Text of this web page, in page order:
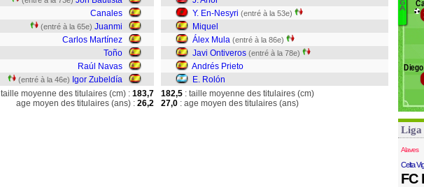
Canales
(entré à la 65e) Juanmi
Carlos Martínez
Toño
Raúl Navas
(entré à la 46e) Igor Zubeldía
Y. En-Nesyri (entré à la 53e)
Miquel
Álex Mula (entré à la 86e)
Javi Ontiveros (entré à la 78e)
Andrés Prieto
E. Rolón
taille moyenne des titulaires (cm) : 183,7
age moyen des titulaires (ans) : 26,2
182,5 : taille moyenne des titulaires (cm)
27,0 : age moyen des titulaires (ans)
G
A
Diego
Liga
Alaves
Celta
FC